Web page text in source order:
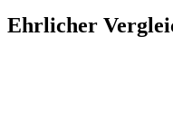
Ehrlicher